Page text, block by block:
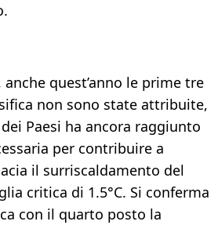
quest’anno le prime tre
non sono state attribuite,
Paesi ha ancora raggiunto
per contribuire a
il surriscaldamento del
critica di 1.5°C. Si conferma
con il quarto posto la